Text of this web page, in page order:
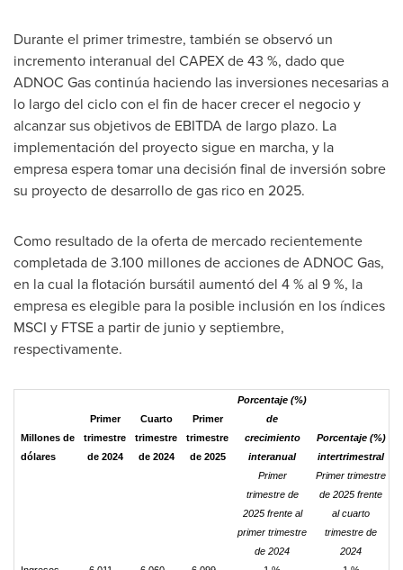
Durante el primer trimestre, también se observó un
incremento interanual del CAPEX de 43 %, dado que
ADNOC Gas continúa haciendo las inversiones necesarias a
lo largo del ciclo con el fin de hacer crecer el negocio y
alcanzar sus objetivos de EBITDA de largo plazo. La
implementación del proyecto sigue en marcha, y la
empresa espera tomar una decisión final de inversión sobre
su proyecto de desarrollo de gas rico en 2025.
Como resultado de la oferta de mercado recientemente
completada de 3.100 millones de acciones de ADNOC Gas,
en la cual la flotación bursátil aumentó del 4 % al 9 %, la
empresa es elegible para la posible inclusión en los índices
MSCI y FTSE a partir de junio y septiembre,
respectivamente.
Millones de
dólares
Primer
trimestre
de 2024
Cuarto
trimestre
de 2024
Primer
trimestre
de 2025
Porcentaje (%)
de
crecimiento
interanual
Porcentaje (%)
intertrimestral
Primer
trimestre de
2025 frente al
primer trimestre
de 2024
Primer trimestre
de 2025 frente
al cuarto
trimestre de
2024